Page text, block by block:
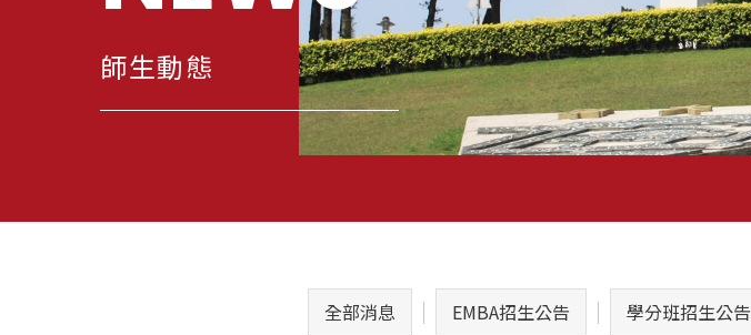
師生動態
全部消息 EMBA招生公告 學分班招生公告